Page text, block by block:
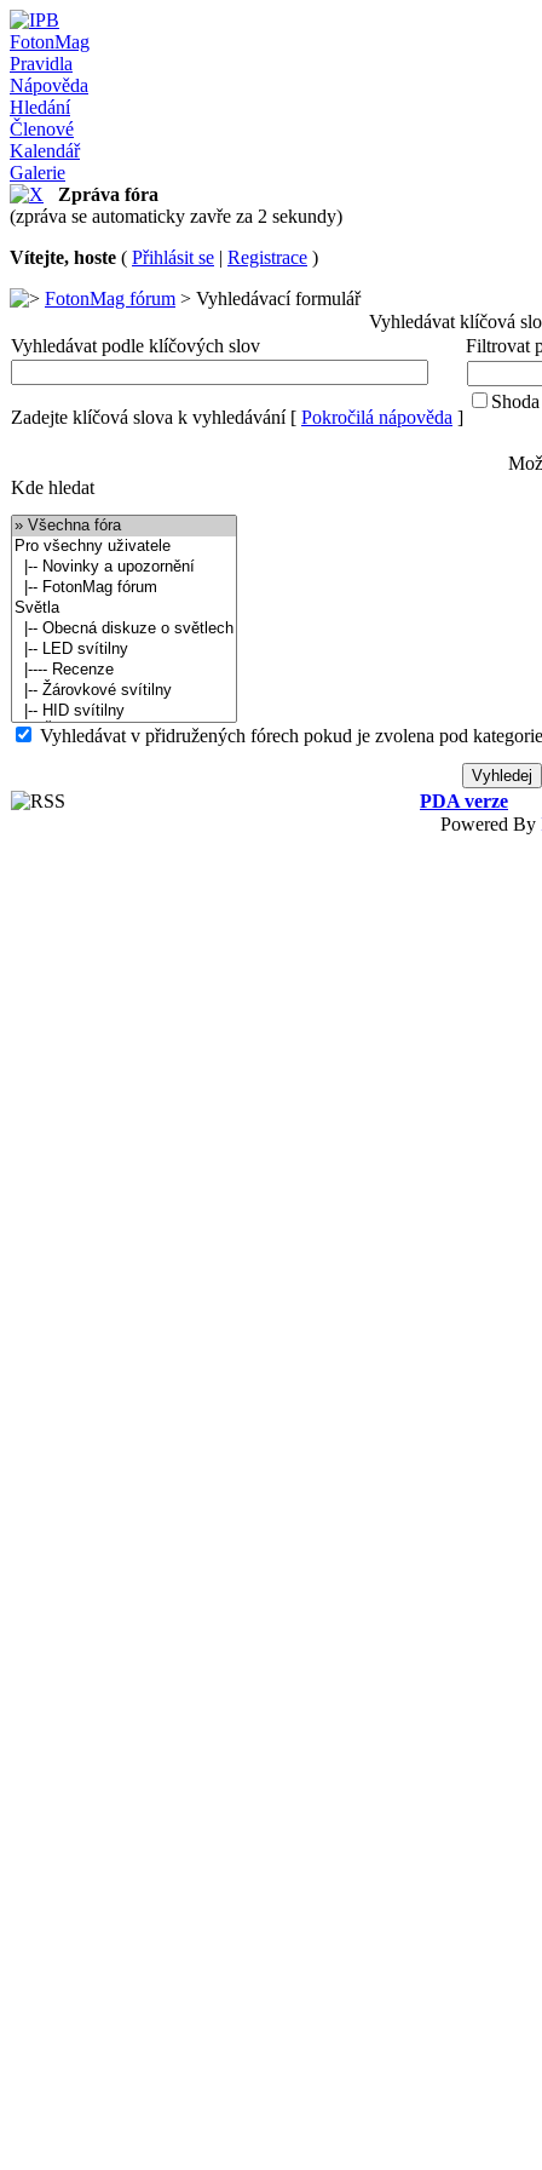
FotonMag
Pravidla
Nápověda
Hledání
Členové
Kalendář
Galerie
Zpráva fóra
(zpráva se automaticky zavře za 2 sekundy)
Vítejte, hoste ( Přihlásit se | Registrace )
FotonMag fórum > Vyhledávací formulář
Vyhledávat klíčová
Vyhledávat podle klíčových slov
Filtrovat
Zadejte klíčová slova k vyhledávání[ Pokročilá nápověda ]
Kde hledat
Vyhledávat v přidružených fórech pokud je zvolena pod
PDA verze
Powered By